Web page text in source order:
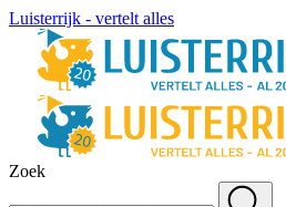
Luisterrijk - vertelt alles
Zoek